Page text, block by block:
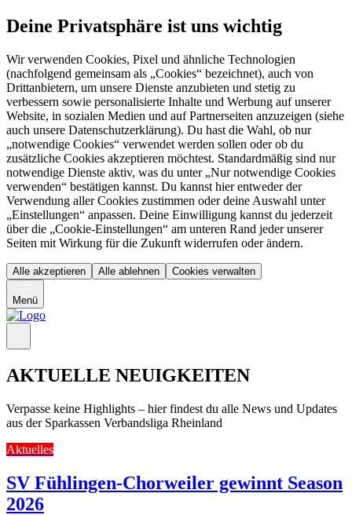
Deine Privatsphäre ist uns wichtig
Wir verwenden Cookies, Pixel und ähnliche Technologien
(nachfolgend gemeinsam als „Cookies“ bezeichnet), auch von
Drittanbietern, um unsere Dienste anzubieten und stetig zu
verbessern sowie personalisierte Inhalte und Werbung auf unserer
Website, in sozialen Medien und auf Partnerseiten anzuzeigen (siehe
auch unsere Datenschutzerklärung). Du hast die Wahl, ob nur
„notwendige Cookies“ verwendet werden sollen oder ob du
zusätzliche Cookies akzeptieren möchtest. Standardmäßig sind nur
notwendige Dienste aktiv, was du unter „Nur notwendige Cookies
verwenden“ bestätigen kannst. Du kannst hier entweder der
Verwendung aller Cookies zustimmen oder deine Auswahl unter
„Einstellungen“ anpassen. Deine Einwilligung kannst du jederzeit
über die „Cookie-Einstellungen“ am unteren Rand jeder unserer
Seiten mit Wirkung für die Zukunft widerrufen oder ändern.
Alle akzeptieren Alle ablehnen Cookies verwalten
Menü
AKTUELLE NEUIGKEITEN
Verpasse keine Highlights – hier findest du alle News und Updates
aus der Sparkassen Verbandsliga Rheinland
Aktuelles
SV Fühlingen-Chorweiler gewinnt Season
2026